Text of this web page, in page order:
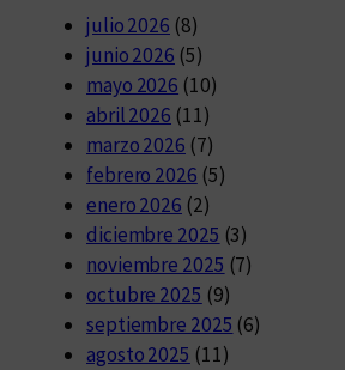
julio 2026 (8)
junio 2026 (5)
mayo 2026 (10)
abril 2026 (11)
marzo 2026 (7)
febrero 2026 (5)
enero 2026 (2)
diciembre 2025 (3)
noviembre 2025 (7)
octubre 2025 (9)
septiembre 2025 (6)
agosto 2025 (11)